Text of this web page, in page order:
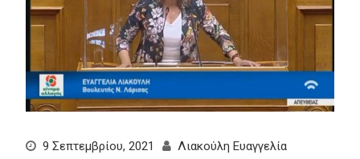
9 Σεπτεμβρίου, 2021 Λιακούλη Ευαγγελία